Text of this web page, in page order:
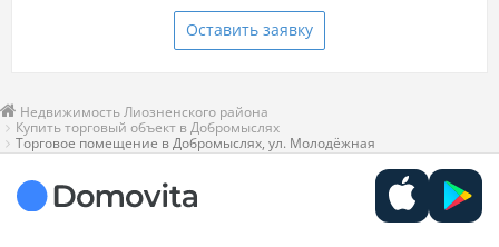
Оставить заявку
Недвижимость Лиозненского района
Купить торговый объект в Добромыслях
Торговое помещение в Добромыслях, ул. Молодёжная